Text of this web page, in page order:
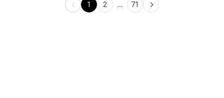
1 2 ... 71